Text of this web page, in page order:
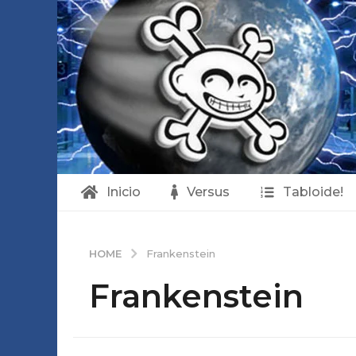
Inicio Versus Tabloide!
HOME Frankenstein
Frankenstein